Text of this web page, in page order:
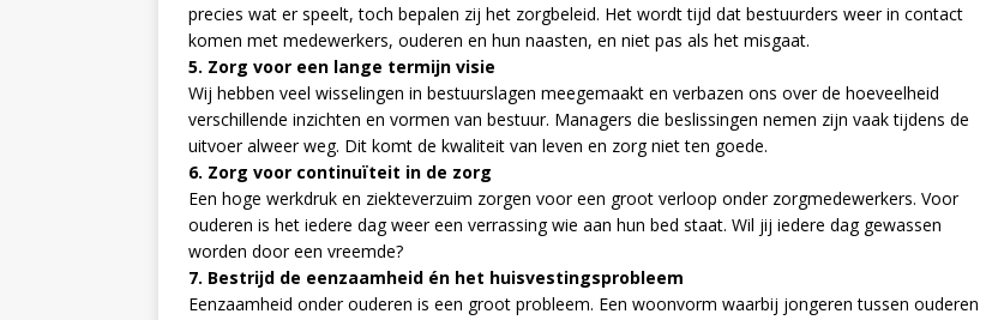
precies wat er speelt, toch bepalen zij het zorgbeleid. Het wordt tijd dat bestuurders weer in contact
komen met medewerkers, ouderen en hun naasten, en niet pas als het misgaat.
5. Zorg voor een lange termijn visie
Wij hebben veel wisselingen in bestuurslagen meegemaakt en verbazen ons over de hoeveelheid
verschillende inzichten en vormen van bestuur. Managers die beslissingen nemen zijn vaak tijdens de
uitvoer alweer weg. Dit komt de kwaliteit van leven en zorg niet ten goede.
6. Zorg voor continuïteit in de zorg
Een hoge werkdruk en ziekteverzuim zorgen voor een groot verloop onder zorgmedewerkers. Voor
ouderen is het iedere dag weer een verrassing wie aan hun bed staat. Wil jij iedere dag gewassen
worden door een vreemde?
7. Bestrijd de eenzaamheid én het huisvestingsprobleem
Eenzaamheid onder ouderen is een groot probleem. Een woonvorm waarbij jongeren tussen ouderen